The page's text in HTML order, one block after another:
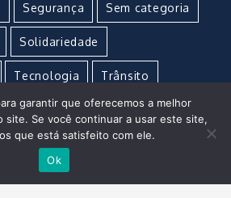
Segurança Sem categoria
Solidariedade
Tecnologia Trânsito
Vacina Violência
garantir que oferecemos a melhor
site. Se você continuar a usar este site,
que está satisfeito com ele.
Ok